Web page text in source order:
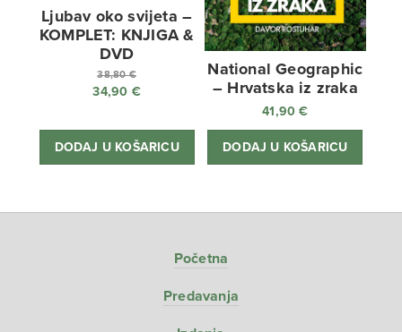
Ljubav oko svijeta –
KOMPLET: KNJIGA &
DVD
38,80€
Izvorna
bila
je:
34,90 €
cijena
je:
DODAJ U KOŠARICU
National Geographic
– Hrvatska iz zraka
41,90€
DODAJ U KOŠARICU
Početna
Predavanja